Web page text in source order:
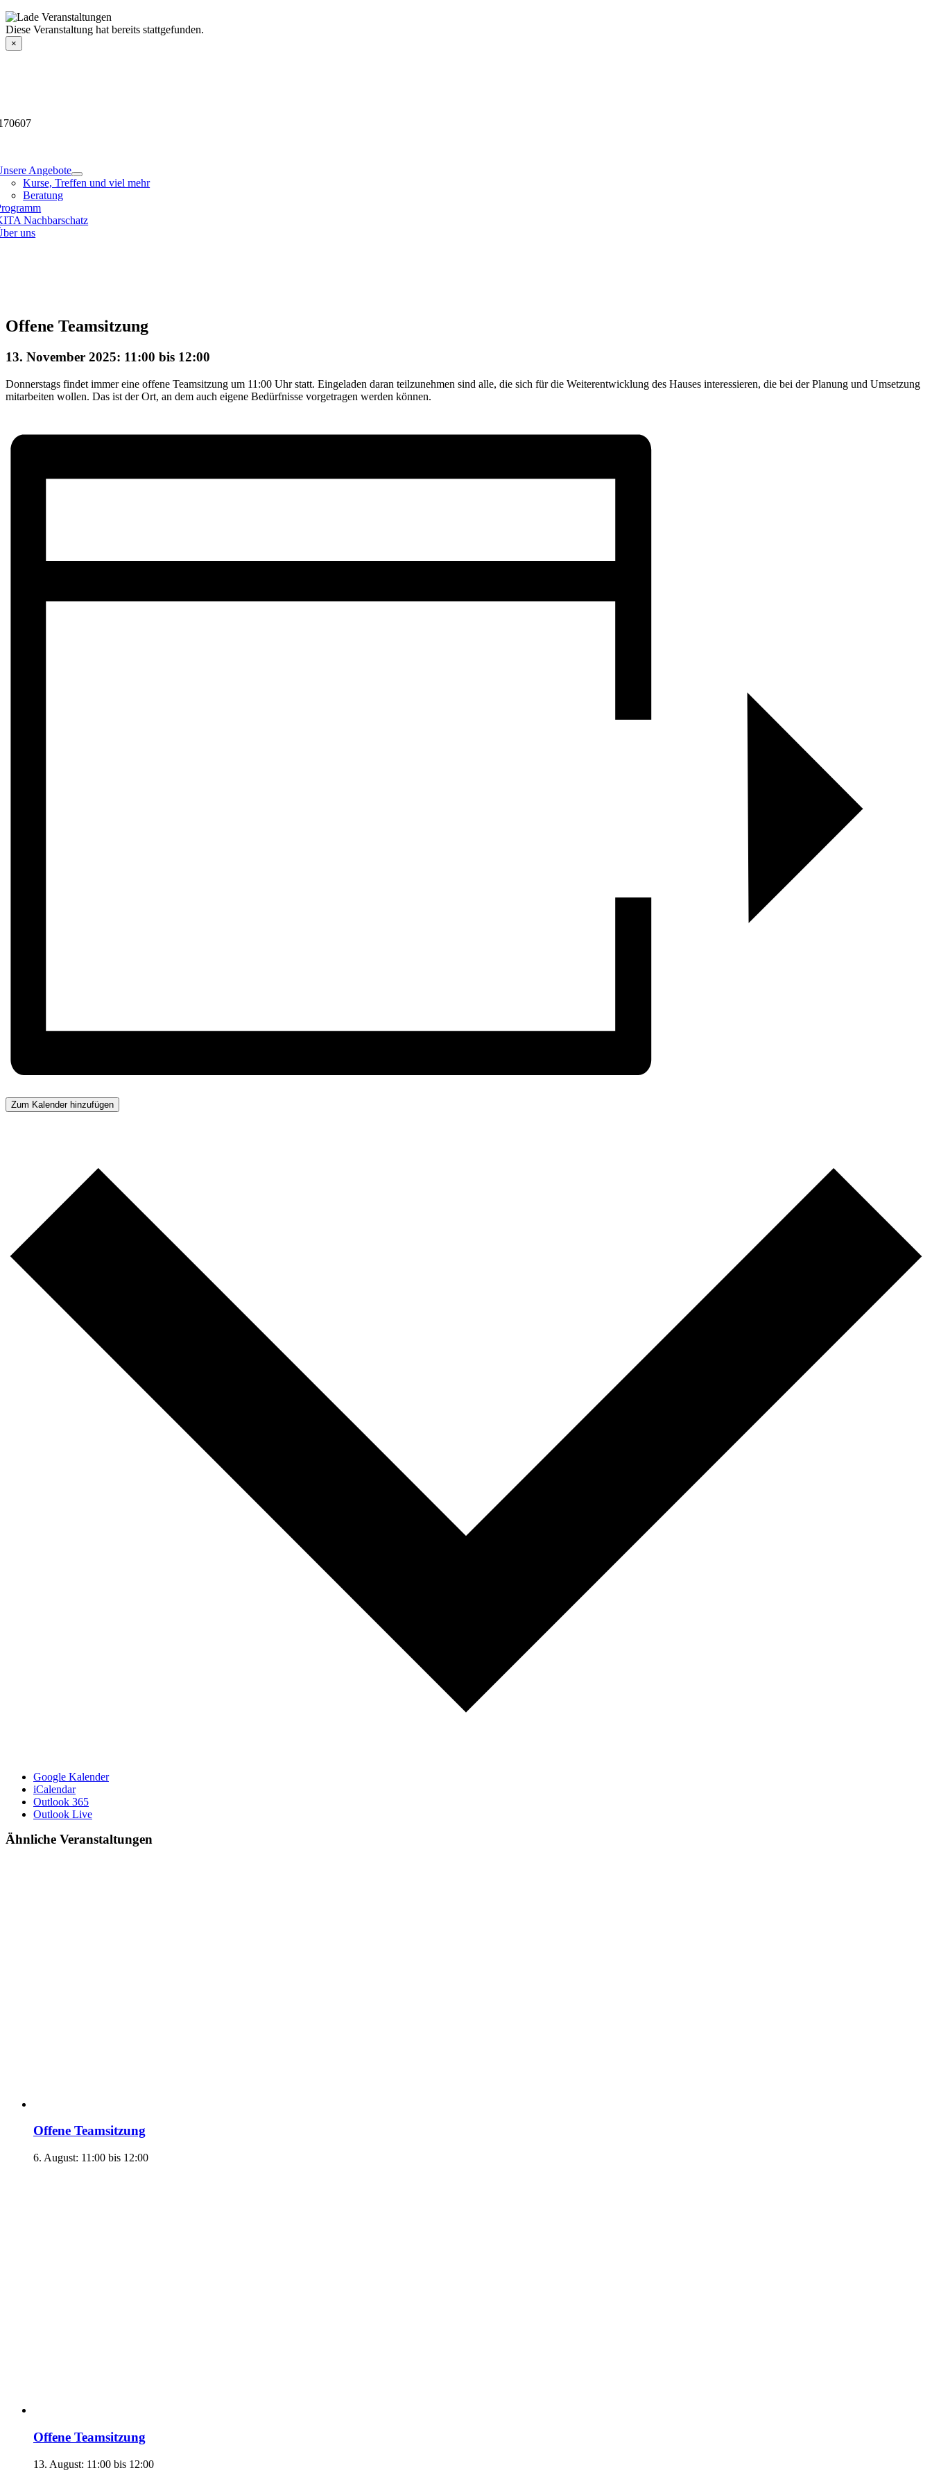
Skip
to
content
Angebote
Kurse, Treffen und viel mehr
Beratung
Nachbarschatz
uns
Veranstaltungsdetails
Diese Veranstaltung hat bereits stattgefunden.
×
Offene Teamsitzung
13. November 2025: 11:00 bis 12:00
Donnerstags findet immer eine offene Teamsitzung um 11:00 Uhr statt. Eingeladen daran teilzunehmen sind alle, die sich für die Weiterentwicklung des Hauses interessieren, die bei der Planung und Umsetzung
mitarbeiten wollen. Das ist der Ort, an dem auch eigene Bedürfnisse vorgetragen werden können.
Zum Kalender hinzufügen
Google Kalender
iCalendar
Outlook 365
Outlook Live
Ähnliche Veranstaltungen
Offene Teamsitzung
6. August: 11:00 bis 12:00
Offene Teamsitzung
13. August: 11:00 bis 12:00